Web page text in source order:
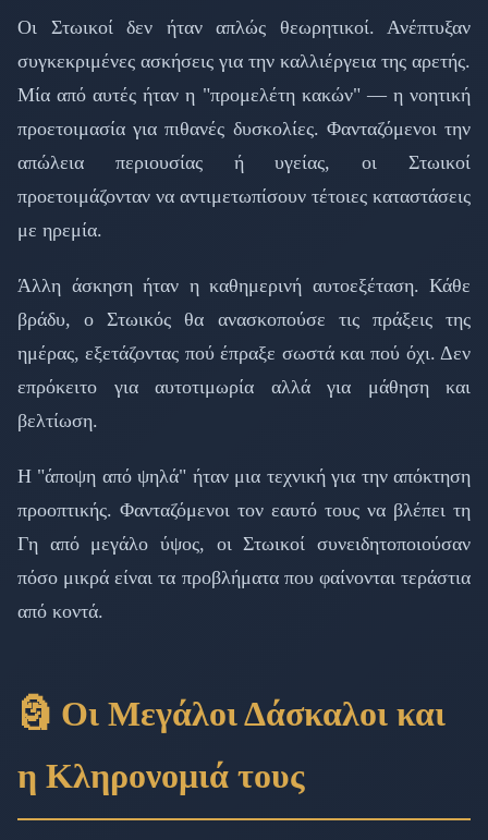
Οι Στωικοί δεν ήταν απλώς θεωρητικοί. Ανέπτυξαν
συγκεκριμένες ασκήσεις για την καλλιέργεια της αρετής.
Μία από αυτές ήταν η "προμελέτη κακών" — η νοητική
προετοιμασία για πιθανές δυσκολίες. Φανταζόμενοι την
απώλεια περιουσίας ή υγείας, οι Στωικοί
προετοιμάζονταν να αντιμετωπίσουν τέτοιες καταστάσεις
με ηρεμία.
Άλλη άσκηση ήταν η καθημερινή αυτοεξέταση. Κάθε
βράδυ, ο Στωικός θα ανασκοπούσε τις πράξεις της
ημέρας, εξετάζοντας πού έπραξε σωστά και πού όχι. Δεν
επρόκειτο για αυτοτιμωρία αλλά για μάθηση και
βελτίωση.
Η "άποψη από ψηλά" ήταν μια τεχνική για την απόκτηση
προοπτικής. Φανταζόμενοι τον εαυτό τους να βλέπει τη
Γη από μεγάλο ύψος, οι Στωικοί συνειδητοποιούσαν
πόσο μικρά είναι τα προβλήματα που φαίνονται τεράστια
από κοντά.
🗿 Οι Μεγάλοι Δάσκαλοι και
η Κληρονομιά τους